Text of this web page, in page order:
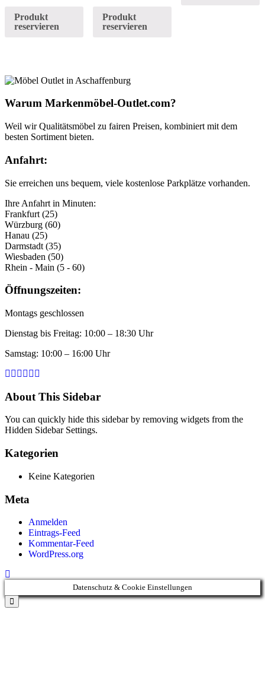
Produkt
reservieren
Produkt
reservieren
Warum Markenmöbel-Outlet.com?
Weil wir Qualitätsmöbel zu fairen Preisen, kombiniert mit dem
besten Sortiment bieten.
Anfahrt:
Sie erreichen uns bequem, viele kostenlose Parkplätze vorhanden.
Ihre Anfahrt in Minuten:
Frankfurt (25)
Würzburg (60)
Hanau (25)
Darmstadt (35)
Wiesbaden (50)
Rhein - Main (5 - 60)
Öffnungszeiten:
Montags geschlossen
Dienstag bis Freitag: 10:00 – 18:30 Uhr
Samstag: 10:00 – 16:00 Uhr
About This Sidebar
You can quickly hide this sidebar by removing widgets from the
Hidden Sidebar Settings.
Kategorien
Keine Kategorien
Meta
Anmelden
Eintrags-Feed
Kommentar-Feed
WordPress.org
Datenschutz & Cookie Einstellungen